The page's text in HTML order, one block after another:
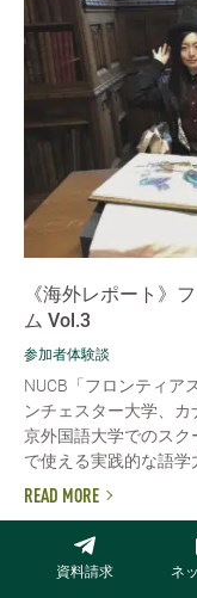
資料請求 ネ
《海外レポート》
ム Vol.3
参加者体験談
NUCB「フロンティア
ンチェスター大学、
京外国語大学でのスク
で使える実践的な語学
READ MORE
アーカイブで探す